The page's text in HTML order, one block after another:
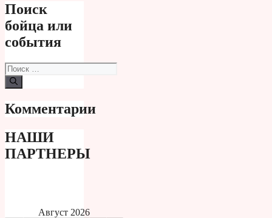
Поиск
бойца или
события
Поиск:
Комментарии
НАШИ
ПАРТНЕРЫ
Август 2026